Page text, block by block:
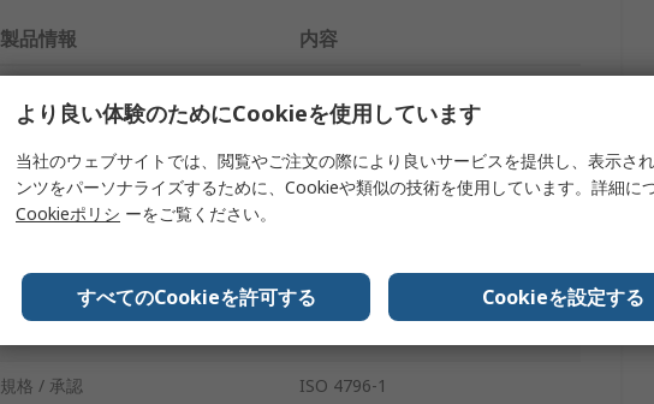
製品情報 内容
プロダクトタイプ ラボボトル
ネックタイプ ワイドネック
規格 / 承認 ISO 4796-1
より良い体験のためにCookieを使用しています
当社のウェブサイトでは、閲覧やご注文の際により良いサービスを提供し、表示さ
ンツをパーソナライズするために、Cookieや類似の技術を使用しています。詳細につ
Cookieポリシ ーをご覧ください。
すべてのCookieを許可する Cookieを設定する